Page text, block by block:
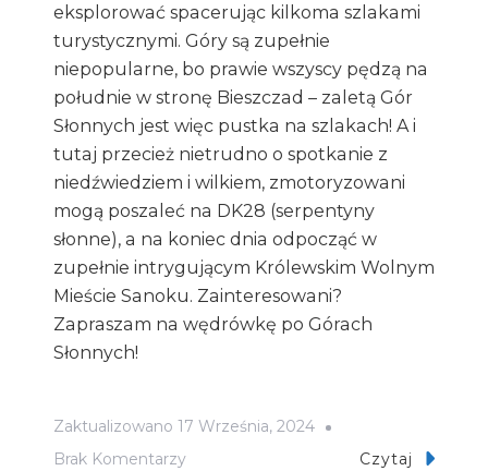
eksplorować spacerując kilkoma szlakami
turystycznymi. Góry są zupełnie
niepopularne, bo prawie wszyscy pędzą na
południe w stronę Bieszczad – zaletą Gór
Słonnych jest więc pustka na szlakach! A i
tutaj przecież nietrudno o spotkanie z
niedźwiedziem i wilkiem, zmotoryzowani
mogą poszaleć na DK28 (serpentyny
słonne), a na koniec dnia odpocząć w
zupełnie intrygującym Królewskim Wolnym
Mieście Sanoku. Zainteresowani?
Zapraszam na wędrówkę po Górach
Słonnych!
Zaktualizowano 17 Września, 2024
Brak KomentarzyDo
Czytaj